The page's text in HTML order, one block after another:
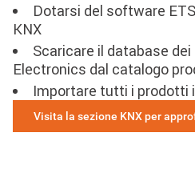
Dotarsi del software
KNX
Scaricare il database
Electronics dal catalogo
Importare tutti i prodotti
Visita la sezione KNX per